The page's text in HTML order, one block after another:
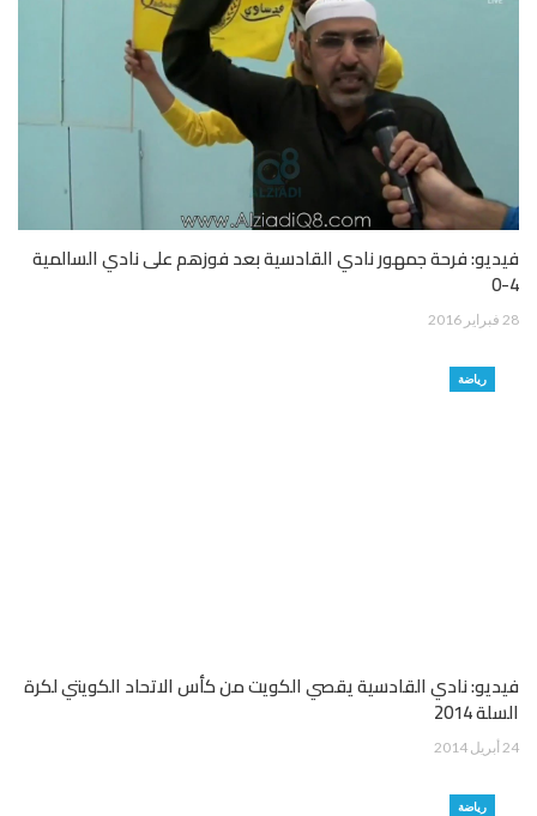
فيديو: فرحة جمهور نادي القادسية بعد فوزهم على نادي السالمية
4-0
28 فبراير 2016
رياضة
فيديو: نادي القادسية يقصي الكويت من كأس الاتحاد الكويتي لكرة
السلة 2014
24 أبريل 2014
رياضة